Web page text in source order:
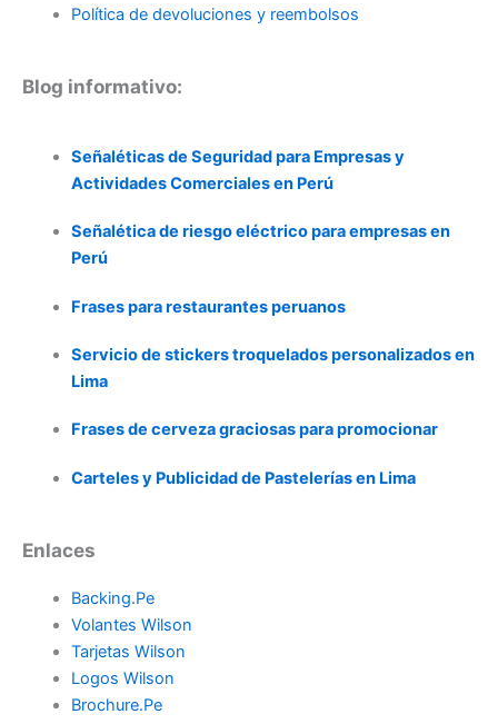
Política de devoluciones y reembolsos
Blog informativo:
Señaléticas de Seguridad para Empresas y
Actividades Comerciales en Perú
Señalética de riesgo eléctrico para empresas en
Perú
Frases para restaurantes peruanos
Servicio de stickers troquelados personalizados en
Lima
Frases de cerveza graciosas para promocionar
Carteles y Publicidad de Pastelerías en Lima
Enlaces
Backing.Pe
Volantes Wilson
Tarjetas Wilson
Logos Wilson
Brochure.Pe